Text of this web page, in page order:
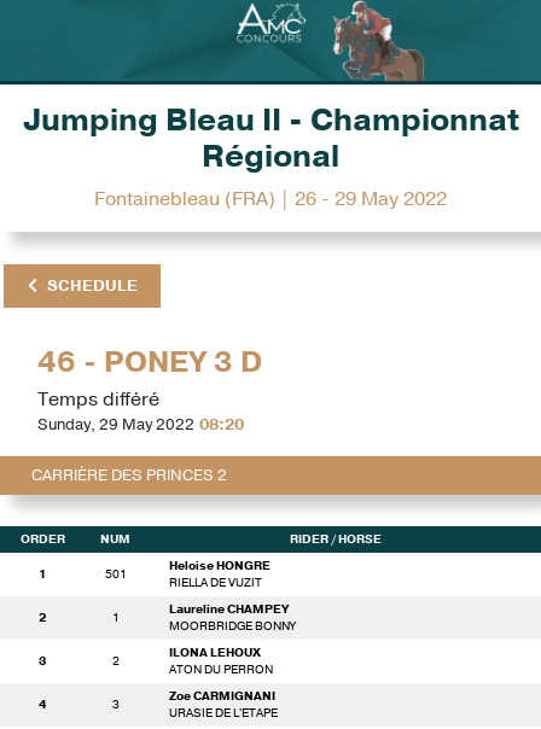
Jumping Bleau II - Championnat
Régional
Fontainebleau (FRA) | 26 - 29 May 2022
SCHEDULE
46 - PONEY 3 D
Temps différé
Sunday, 29 May 2022 08:20
CARRIÈRE DES PRINCES 2
ORDER NUM RIDER / HORSE
1 501
Heloise HONGRE
RIELLA DE VUZIT
2 1
Laureline CHAMPEY
MOORBRIDGE BONNY
3 2
ILONA LEHOUX
ATON DU PERRON
4 3
Zoe CARMIGNANI
URASIE DE L'ETAPE